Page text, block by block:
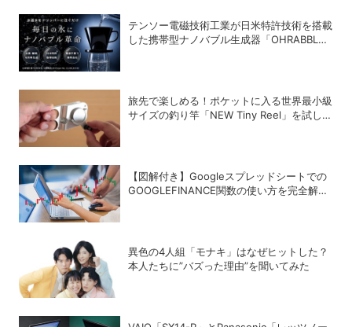
テンソー電磁技術工業が日米特許技術を搭載
した携帯型ナノバブル生成器「OHRABBLE
旅先で楽しめる！ポケットに入る世界最小級
サイズの釣り竿「NEW Tiny Reel」を試して
【図解付き】Googleスプレッドシートでの
GOOGLEFINANCE関数の使い方を完全解
異色の4人組「モナキ」はなぜヒットした？
本人たちに”バズった理由”を聞いてみた